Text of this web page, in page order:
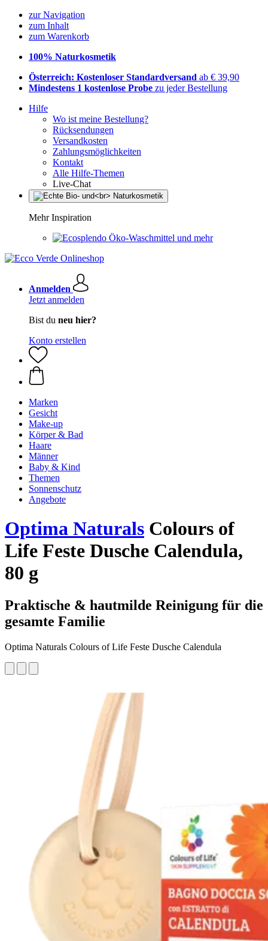
zur Navigation
zum Inhalt
zum Warenkorb
100% Naturkosmetik
Österreich: Kostenloser Standardversand ab € 39,90
Mindestens 1 kostenlose Probe zu jeder Bestellung
Hilfe
Wo ist meine Bestellung?
Rücksendungen
Versandkosten
Zahlungsmöglichkeiten
Kontakt
Alle Hilfe-Themen
Live-Chat
Mehr Inspiration
Öko-Waschmittel und mehr
Anmelden
Jetzt anmelden
Bist du neu hier?
Konto erstellen
Marken
Gesicht
Make-up
Körper & Bad
Haare
Männer
Baby & Kind
Themen
Sonnenschutz
Angebote
Optima Naturals Colours of
Life Feste Dusche Calendula,
80 g
Praktische & hautmilde Reinigung für die
gesamte Familie
Optima Naturals Colours of Life Feste Dusche Calendula